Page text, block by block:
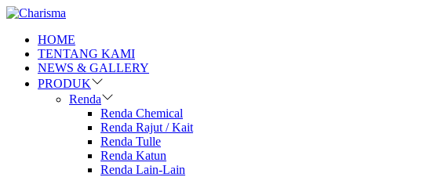
HOME
TENTANG KAMI
NEWS & GALLERY
PRODUK
Renda
Renda Chemical
Renda Rajut / Kait
Renda Tulle
Renda Katun
Renda Lain-Lain